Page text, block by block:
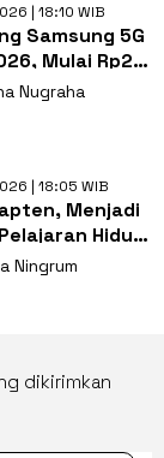
| 18:10 WIB
Samsung 5G
Mulai Rp2
Nugraha
| 18:05 WIB
Menjadi
Hidup
'BEPE20:
Ningrum
dikirimkan